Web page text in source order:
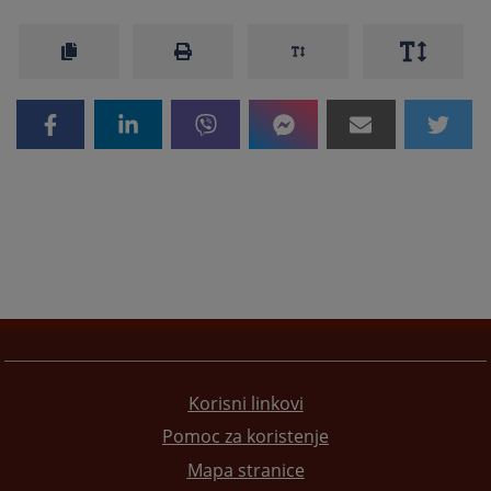
Korisni linkovi
Pomoc za koristenje
Mapa stranice